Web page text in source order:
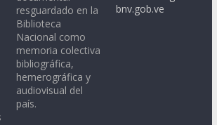
resguardado en la
Biblioteca
Nacional como
memoria colectiva
bibliográfica,
hemerográfica y
audiovisual del
país.
bnv.gob.ve